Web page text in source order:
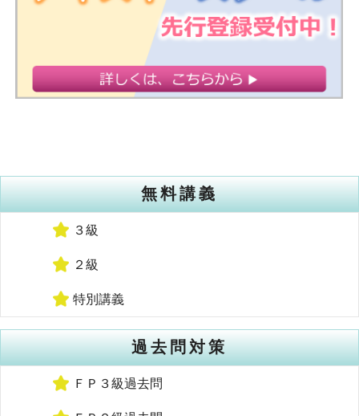
無料講義
３級
２級
特別講義
過去問対策
ＦＰ３級過去問